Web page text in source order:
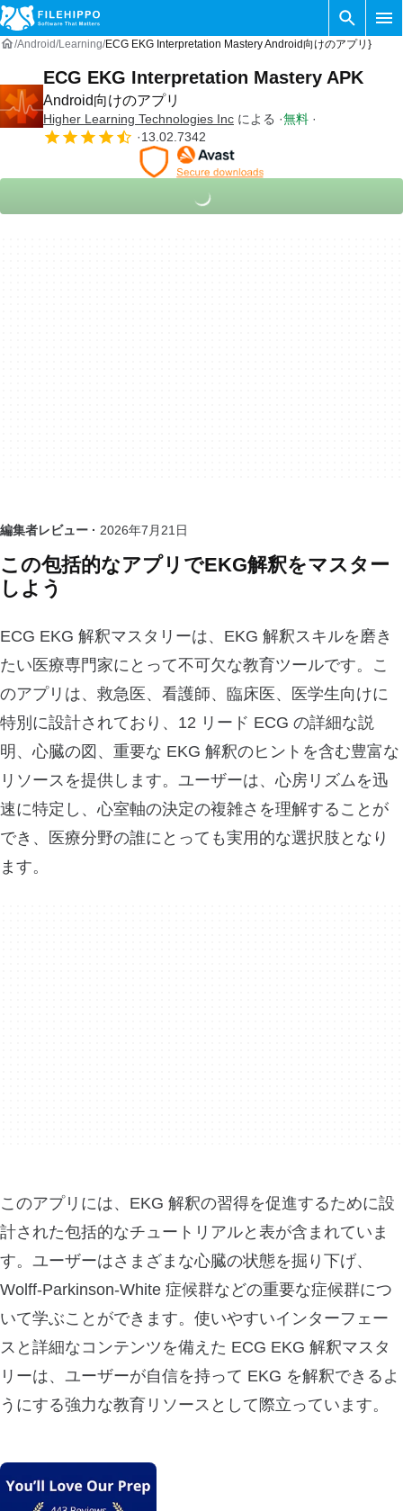
Android Learning ECG EKG Interpretation Mastery Android向けのアプリ}
ECG EKG Interpretation Mastery APK
Android向けのアプリ
Higher Learning Technologies Inc による
無料
13.02.7342
編集者レビュー · 2026年7月21日
この包括的なアプリでEKG解釈をマスター
しよう
ECG EKG 解釈マスタリーは、EKG 解釈スキルを磨き
たい医療専門家にとって不可欠な教育ツールです。こ
のアプリは、救急医、看護師、臨床医、医学生向けに
特別に設計されており、12 リード ECG の詳細な説
明、心臓の図、重要な EKG 解釈のヒントを含む豊富な
リソースを提供します。ユーザーは、心房リズムを迅
速に特定し、心室軸の決定の複雑さを理解することが
でき、医療分野の誰にとっても実用的な選択肢となり
ます。
このアプリには、EKG 解釈の習得を促進するために設
計された包括的なチュートリアルと表が含まれていま
す。ユーザーはさまざまな心臓の状態を掘り下げ、
Wolff-Parkinson-White 症候群などの重要な症候群につ
いて学ぶことができます。使いやすいインターフェー
スと詳細なコンテンツを備えた ECG EKG 解釈マスタ
リーは、ユーザーが自信を持って EKG を解釈できるよ
うにする強力な教育リソースとして際立っています。